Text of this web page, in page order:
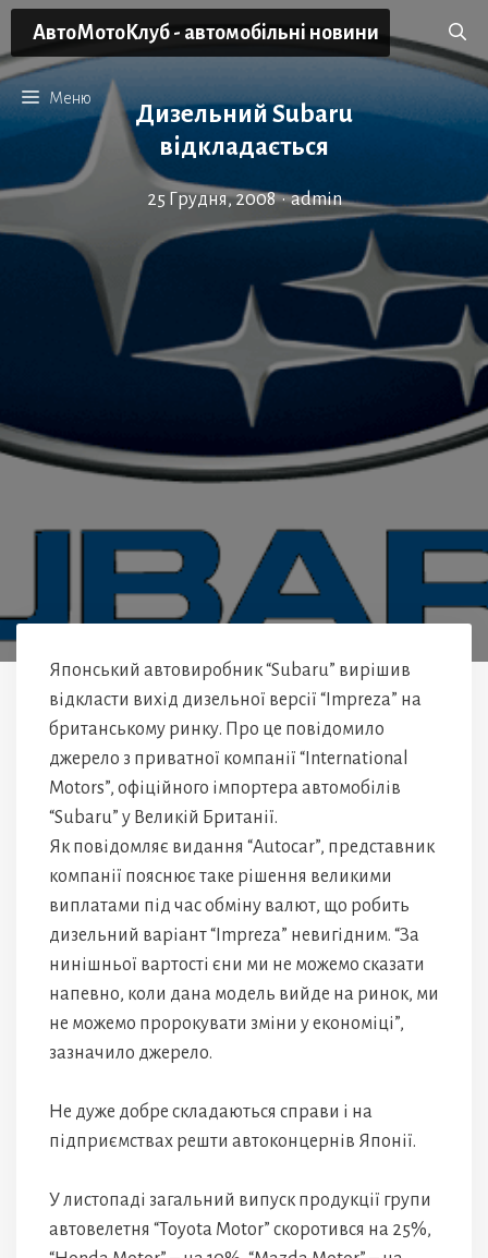
Перейти
вмісту
АвтоМотоКлуб - автомобільні новини
Меню
Дизельний Subaru
відкладається
25 Грудня, 2008 • admin
Японський автовиробник “Subaru” вирішив
відкласти вихід дизельної версії “Impreza” на
британському ринку. Про це повідомило
джерело з приватної компанії “International
Motors”, офіційного імпортера автомобілів
“Subaru” у Великій Британії.
Як повідомляє видання “Autocar”, представник
компанії пояснює таке рішення великими
виплатами під час обміну валют, що робить
дизельний варіант “Impreza” невигідним. “За
нинішньої вартості єни ми не можемо сказати
напевно, коли дана модель вийде на ринок, ми
не можемо пророкувати зміни у економіці”,
зазначило джерело.
Не дуже добре складаються справи і на
підприємствах решти автоконцернів Японії.
У листопаді загальний випуск продукції групи
автовелетня “Toyota Motor” скоротився на 25%,